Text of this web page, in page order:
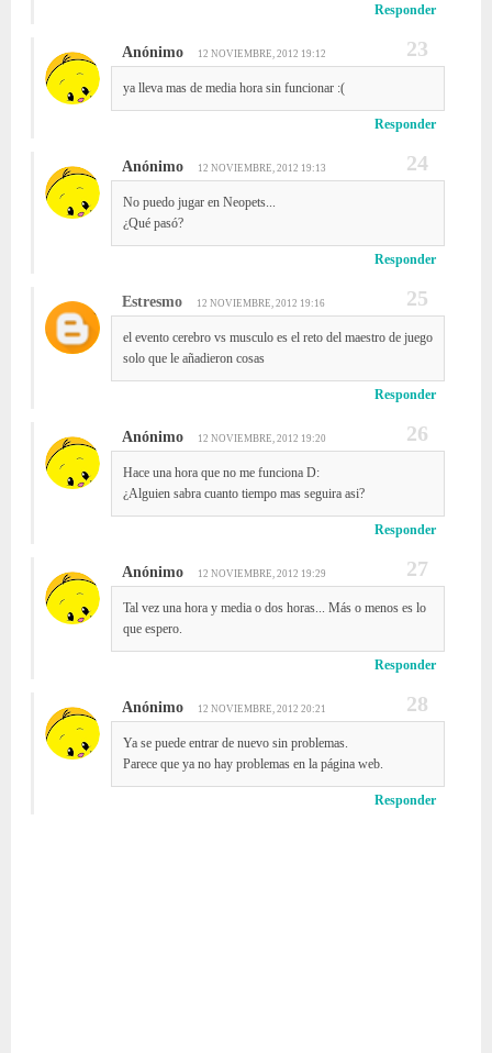
Responder
Anónimo 12 NOVIEMBRE, 2012 19:12
ya lleva mas de media hora sin funcionar :(
Responder
Anónimo 12 NOVIEMBRE, 2012 19:13
No puedo jugar en Neopets...
¿Qué pasó?
Responder
Estresmo 12 NOVIEMBRE, 2012 19:16
el evento cerebro vs musculo es el reto del maestro de juego
solo que le añadieron cosas
Responder
Anónimo 12 NOVIEMBRE, 2012 19:20
Hace una hora que no me funciona D:
¿Alguien sabra cuanto tiempo mas seguira asi?
Responder
Anónimo 12 NOVIEMBRE, 2012 19:29
Tal vez una hora y media o dos horas... Más o menos es lo
que espero.
Responder
Anónimo 12 NOVIEMBRE, 2012 20:21
Ya se puede entrar de nuevo sin problemas.
Parece que ya no hay problemas en la página web.
Responder